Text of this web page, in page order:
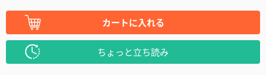
カートに入れる
ちょっと立ち読み